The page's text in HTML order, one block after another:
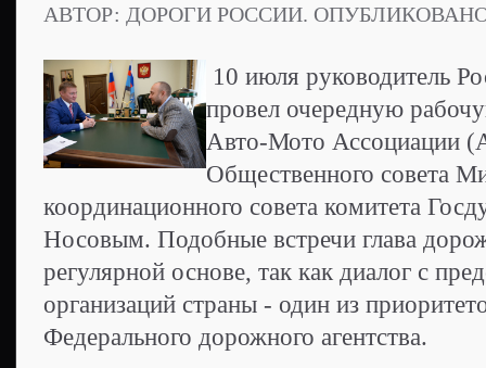
АВТОР: ДОРОГИ РОССИИ.
10 июля руководитель
провел очередную
Авто-Мото Ассоциации
Общественного совета
координационного совета комитета
Носовым. Подобные встречи глава
регулярной основе, так как диалог с
организаций страны - один из
Федерального дорожного агентства.